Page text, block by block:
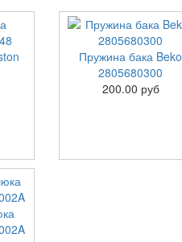
Пружина бака Beko
2805680300
200.00 руб